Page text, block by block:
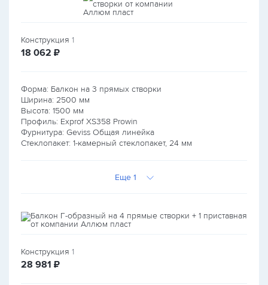
Конструкция 1
18 062 руб.
₽
Форма: Балкон на 3 прямых створки
Ширина: 2500 мм
Высота: 1500 мм
Профиль: Exprof XS358 Prowin
Фурнитура: Geviss Общая линейка
Стеклопакет: 1-камерный стеклопакет, 24 мм
Еще 1
Конструкция 1
28 981 руб.
₽